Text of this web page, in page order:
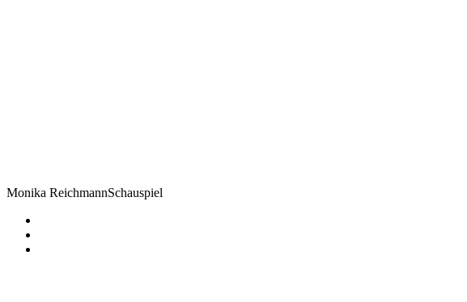
Monika ReichmannSchauspiel